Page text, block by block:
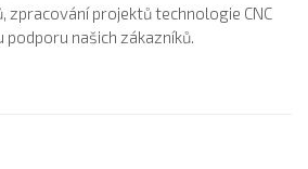
zpracování projektů technologie CNC
podporu našich zákazníků.